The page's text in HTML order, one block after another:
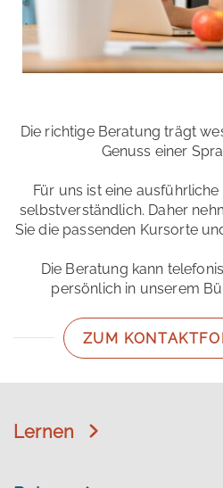
Die richtige Beratung trägt
Genuss einer
Für uns ist eine
selbstverständlich. Daher
Sie die passenden Kursorte
Die Beratung kann
persönlich in unserem
ZUM
Lernen